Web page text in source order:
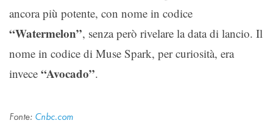
ancora più potente, con nome in codice
“Watermelon”, senza però rivelare la data di lancio. Il
nome in codice di Muse Spark, per curiosità, era
invece “Avocado”.
Fonte: Cnbc.com